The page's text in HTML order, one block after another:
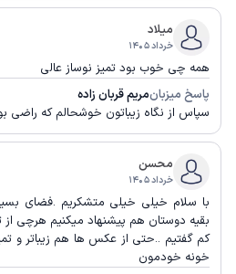
میلاد
خرداد ۱۴۰۵
همه چی خوب بود تمیز نوساز عالی
پاسخ میزبانمریم قربان زاده
سپاس از نگاه زیباتون خوشحالم که راضی
محسن
خرداد ۱۴۰۵
با سلام خیلی خیلی متشکریم .فضای
بقیه دوستان هم پیشنهاد میکنیم هرچی از
کم گفتیم ..حتی از عکس ها هم زیباتر و
خونه خودمون